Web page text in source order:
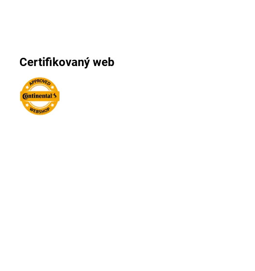
Certifikovaný web